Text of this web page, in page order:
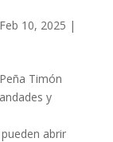
Feb 10, 2025 |
Timón
y
abrir